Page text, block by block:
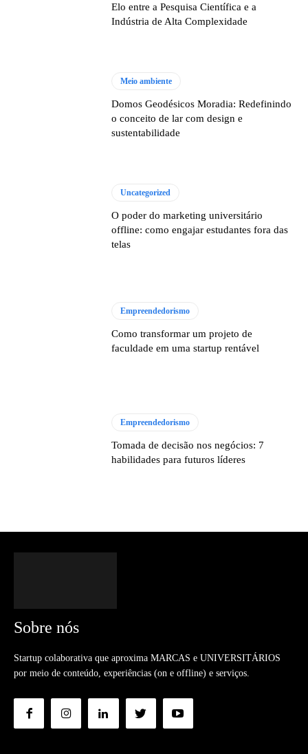
Elo entre a Pesquisa Científica e a
Indústria de Alta Complexidade
Meio ambiente
Domos Geodésicos Moradia: Redefinindo
o conceito de lar com design e
sustentabilidade
Uncategorized
O poder do marketing universitário
offline: como engajar estudantes fora das
telas
Empreendedorismo
Como transformar um projeto de
faculdade em uma startup rentável
Empreendedorismo
Tomada de decisão nos negócios: 7
habilidades para futuros líderes
Sobre nós
Startup colaborativa que aproxima MARCAS e UNIVERSITÁRIOS
por meio de conteúdo, experiências (on e offline) e serviços.